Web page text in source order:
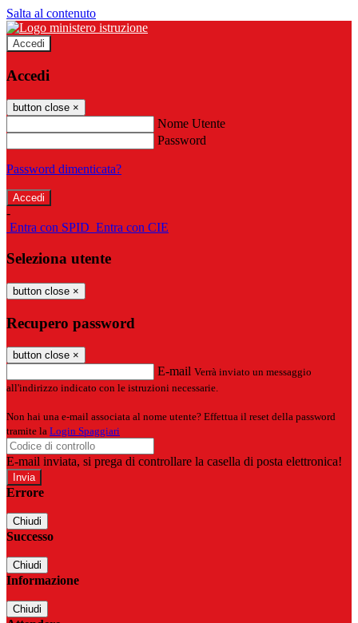
Salta al contenuto
Accedi
Accedi
button close ×
Nome Utente
Password
Password dimenticata?
-
Entra con SPID Entra con CIE
Seleziona utente
button close ×
Recupero password
button close ×
E-mail Verrà inviato un messaggio
all'indirizzo indicato con le istruzioni necessarie.
Non hai una e-mail associata al nome utente? Effettua il reset della password
tramite la Login Spaggiari
E-mail inviata, si prega di controllare la casella di posta elettronica!
Errore
Chiudi
Successo
Chiudi
Informazione
Chiudi